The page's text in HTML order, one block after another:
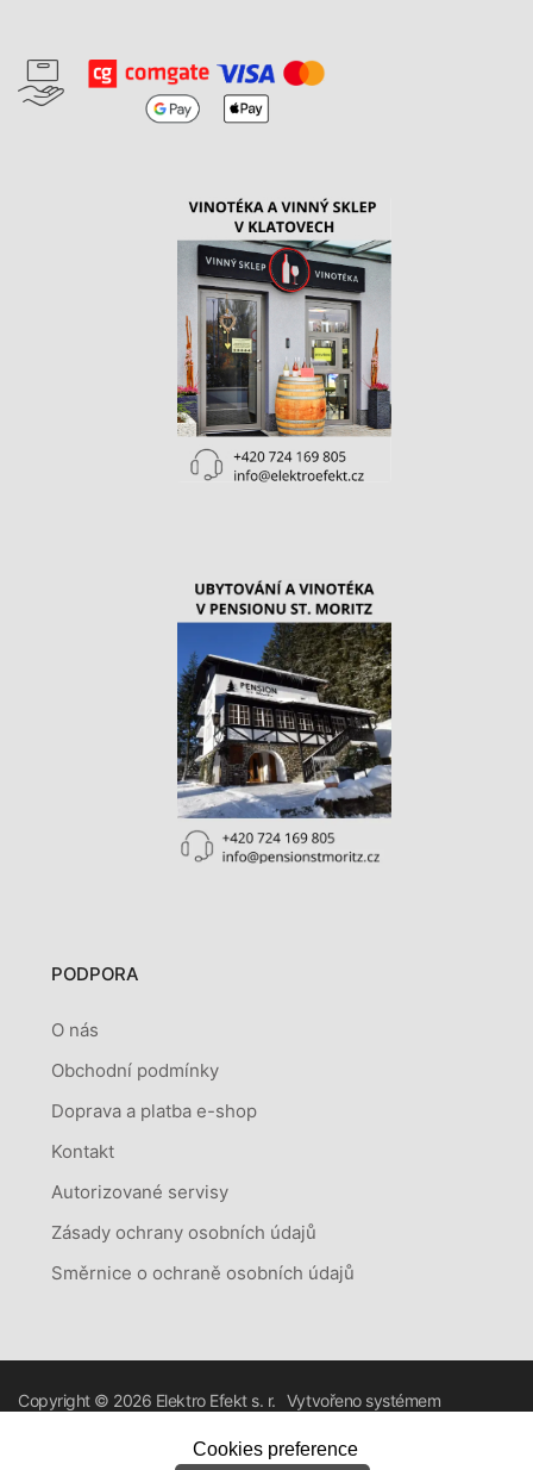
PODPORA
O nás
Obchodní podmínky
Doprava a platba e-shop
Kontakt
Autorizované servisy
Zásady ochrany osobních údajů
Směrnice o ochraně osobních údajů
Copyright © 2026 Elektro Efekt s. r. Vytvořeno systémem
Cookies preference